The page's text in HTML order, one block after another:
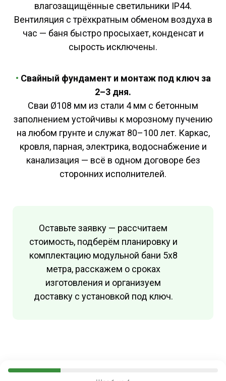
влагозащищённые светильники IP44.
Вентиляция с трёхкратным обменом воздуха в
час — баня быстро просыхает, конденсат и
сырость исключены.
• Свайный фундамент и монтаж под ключ за
2–3 дня.
Сваи Ø108 мм из стали 4 мм с бетонным
заполнением устойчивы к морозному пучению
на любом грунте и служат 80–100 лет. Каркас,
кровля, парная, электрика, водоснабжение и
канализация — всё в одном договоре без
сторонних исполнителей.
Оставьте заявку — рассчитаем
стоимость, подберём планировку и
комплектацию модульной бани 5х8
метра, расскажем о сроках
изготовления и организуем
доставку с установкой под ключ.